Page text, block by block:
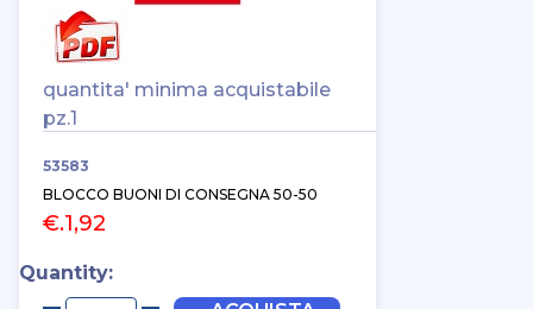
quantita' minima acquistabile
pz.1
53583
BLOCCO BUONI DI CONSEGNA 50-50
€.1,92
Quantity: